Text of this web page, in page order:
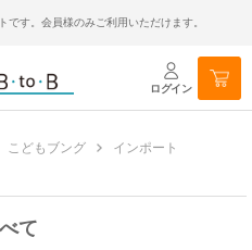
す。会員様のみご利用いただけます。
ログイン
こどもブング
インポート
て